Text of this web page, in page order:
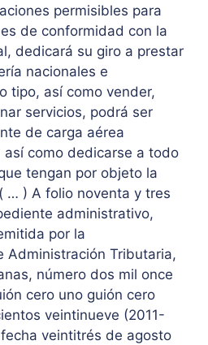
permisibles para
de conformidad con la
dedicará su giro a prestar
nacionales e
tipo, así como vender,
servicios, podrá ser
de carga aérea
como dedicarse a todo
tengan por objeto la
… ) A folio noventa y tres
administrativo,
por la
Administración Tributaria,
número dos mil once
cero uno guión cero
veintinueve (2011-
veintitrés de agosto